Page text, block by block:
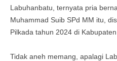
Labuhanbatu, ternyata pria
Muhammad Suib SPd MM itu,
Pilkada tahun 2024 di Kabupaten
Tidak aneh memang, apalagi